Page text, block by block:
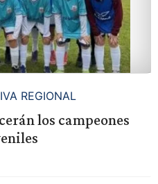
REGIONAL
los campeones